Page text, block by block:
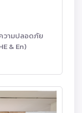
วามปลอดภัย
& En)